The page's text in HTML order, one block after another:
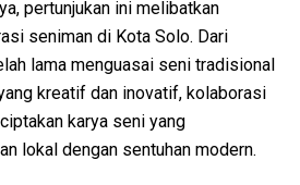
pertunjukan ini melibatkan
seniman di Kota Solo. Dari
lama menguasai seni tradisional
kreatif dan inovatif, kolaborasi
karya seni yang
lokal dengan sentuhan modern.